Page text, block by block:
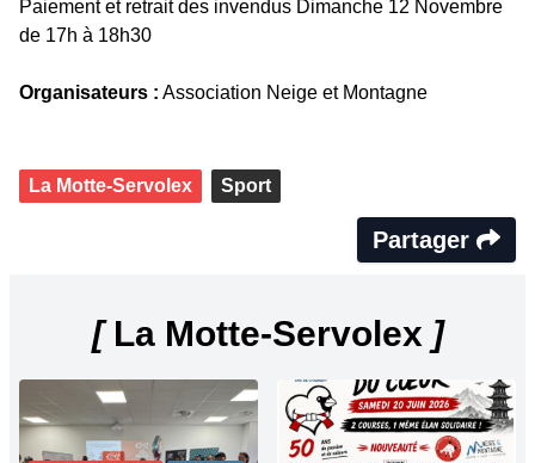
Paiement et retrait des invendus Dimanche 12 Novembre
de 17h à 18h30
Organisateurs : Association Neige et Montagne
La Motte-Servolex Sport
Partager
[La Motte-Servolex ]